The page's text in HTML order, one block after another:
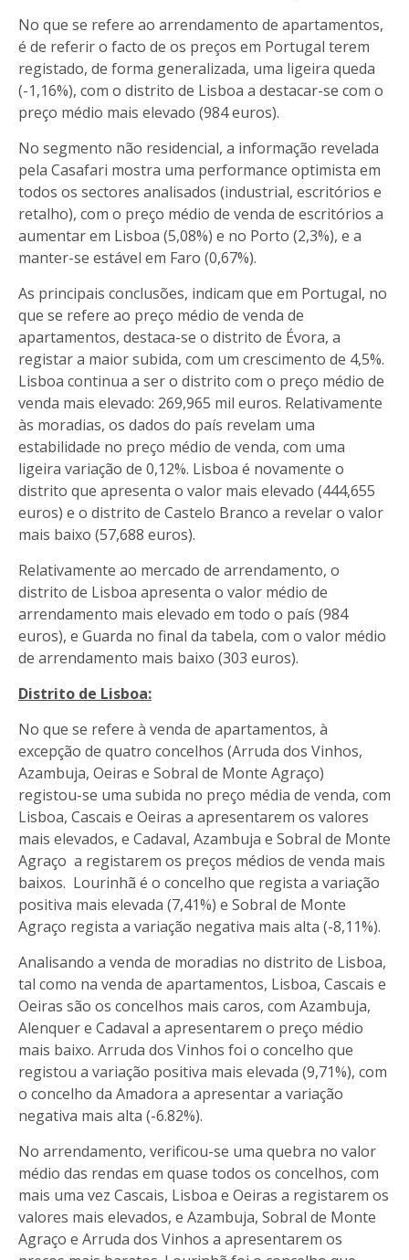
No que se refere ao arrendamento de apartamentos,
é de referir o facto de os preços em Portugal terem
registado, de forma generalizada, uma ligeira queda
(-1,16%), com o distrito de Lisboa a destacar-se com o
preço médio mais elevado (984 euros).
No segmento não residencial, a informação revelada
pela Casafari mostra uma performance optimista em
todos os sectores analisados (industrial, escritórios e
retalho), com o preço médio de venda de escritórios a
aumentar em Lisboa (5,08%) e no Porto (2,3%), e a
manter-se estável em Faro (0,67%).
As principais conclusões, indicam que em Portugal, no
que se refere ao preço médio de venda de
apartamentos, destaca-se o distrito de Évora, a
registar a maior subida, com um crescimento de 4,5%.
Lisboa continua a ser o distrito com o preço médio de
venda mais elevado: 269,965 mil euros. Relativamente
às moradias, os dados do país revelam uma
estabilidade no preço médio de venda, com uma
ligeira variação de 0,12%. Lisboa é novamente o
distrito que apresenta o valor mais elevado (444,655
euros) e o distrito de Castelo Branco a revelar o valor
mais baixo (57,688 euros).
Relativamente ao mercado de arrendamento, o
distrito de Lisboa apresenta o valor médio de
arrendamento mais elevado em todo o país (984
euros), e Guarda no final da tabela, com o valor médio
de arrendamento mais baixo (303 euros).
Distrito de Lisboa:
No que se refere à venda de apartamentos, à
excepção de quatro concelhos (Arruda dos Vinhos,
Azambuja, Oeiras e Sobral de Monte Agraço)
registou-se uma subida no preço média de venda, com
Lisboa, Cascais e Oeiras a apresentarem os valores
mais elevados, e Cadaval, Azambuja e Sobral de Monte
Agraço a registarem os preços médios de venda mais
baixos. Lourinhã é o concelho que regista a variação
positiva mais elevada (7,41%) e Sobral de Monte
Agraço regista a variação negativa mais alta (-8,11%).
Analisando a venda de moradias no distrito de Lisboa,
tal como na venda de apartamentos, Lisboa, Cascais e
Oeiras são os concelhos mais caros, com Azambuja,
Alenquer e Cadaval a apresentarem o preço médio
mais baixo. Arruda dos Vinhos foi o concelho que
registou a variação positiva mais elevada (9,71%), com
o concelho da Amadora a apresentar a variação
negativa mais alta (-6.82%).
No arrendamento, verificou-se uma quebra no valor
médio das rendas em quase todos os concelhos, com
mais uma vez Cascais, Lisboa e Oeiras a registarem os
valores mais elevados, e Azambuja, Sobral de Monte
Agraço e Arruda dos Vinhos a apresentarem os